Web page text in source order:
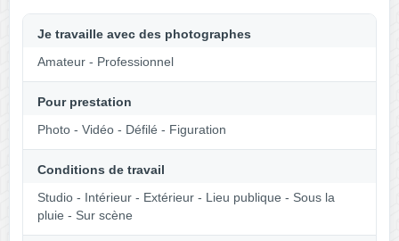
Je travaille avec des photographes
Amateur - Professionnel
Pour prestation
Photo - Vidéo - Défilé - Figuration
Conditions de travail
Studio - Intérieur - Extérieur - Lieu publique - Sous la
pluie - Sur scène